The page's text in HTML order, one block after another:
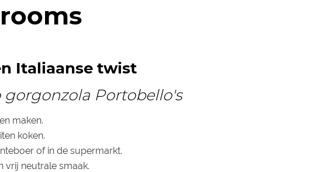
Italiaanse twist
Portobello's
maken.
koken.
of in de supermarkt.
vrij neutrale smaak.